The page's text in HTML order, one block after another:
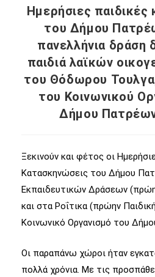
Ημερήσιες
του Δήμου
πανελλήνια δράση
παιδιά λαϊκών
του Θόδωρου
του Κοινωνικού
Δήμου
Ξεκινούν και φέτος οι
Κατασκηνώσεις του Δήμου
Εκπαιδευτικών Δράσεων
και στα Ροΐτικα (πρώην
Κοινωνικό Οργανισμό του
Οι παραπάνω χώροι ήταν
πολλά χρόνια. Με τις